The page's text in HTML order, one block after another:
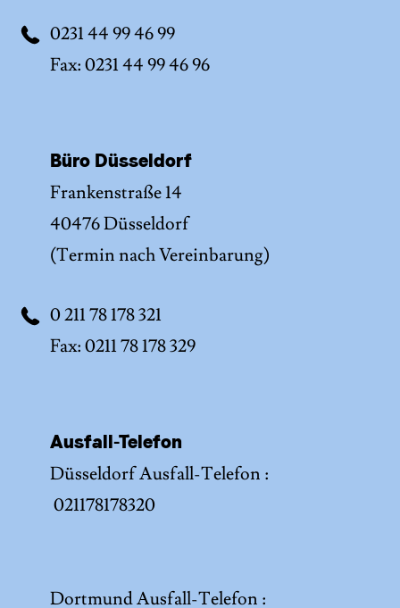
0231 44 99 46 99
Fax: 0231 44 99 46 96
Büro Düsseldorf
Frankenstraße 14
40476 Düsseldorf
(Termin nach Vereinbarung)
0 211 78 178 321
Fax: 0211 78 178 329
Ausfall-Telefon
Düsseldorf Ausfall-Telefon :
021178178320
Dortmund Ausfall-Telefon :